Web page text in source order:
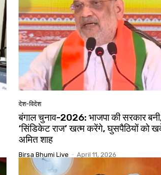
देश-विदेश
बंगाल चुनाव-2026: भाजपा की सरकार
‘सिंडिकेट राज’ खत्म करेंगे, घुसपैठियों को
अमित शाह
Birsa Bhumi Live - April 11, 2026